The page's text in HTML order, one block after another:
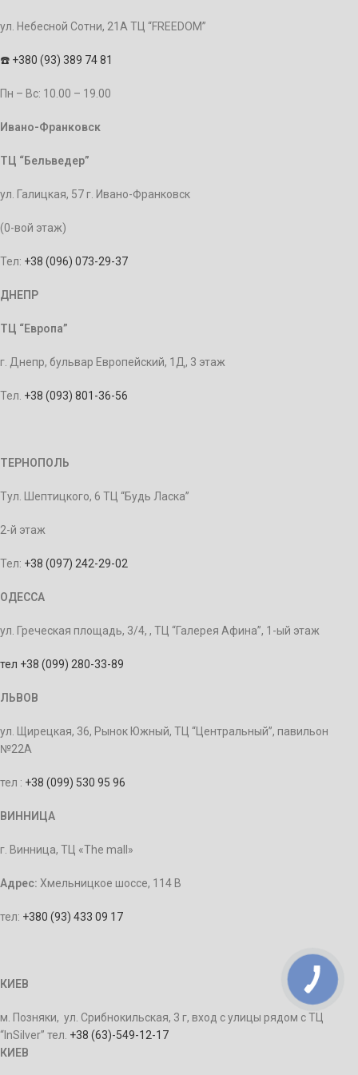
ул. Небесной Сотни, 21А ТЦ “FREEDOM”
☎️ +380 (93) 389 74 81
Пн – Bc: 10.00 – 19.00
Ивано-Франковск
ТЦ “Бельведер”
ул. Галицкая, 57 г. Ивано-Франковск
(0-вой этаж)
Тел: +38 (096) 073-29-37
ДНЕПР
ТЦ “Европа”
г. Днепр, бульвар Европейский, 1Д, 3 этаж
Тел. +38 (093) 801-36-56
ТЕРНОПОЛЬ
Тул. Шептицкого, 6 ТЦ “Будь Ласка”
2-й этаж
Тел: +38 (097) 242-29-02
ОДЕССА
ул. Греческая площадь, 3/4, , ТЦ “Галерея Афина”, 1-ый этаж
тел +38 (099) 280-33-89
ЛЬВОВ
ул. Щирецкая, 36, Рынок Южный, ТЦ “Центральный”, павильон
№22А
тел : +38 (099) 530 95 96
ВИННИЦА
г. Винница, ТЦ «The mall»
Адрес: Хмельницкое шоссе, 114 В
тел: +380 (93) 433 09 17
КИЕВ
м. Позняки, ул. Срибнокильская, 3 г, вход с улицы рядом с ТЦ
“InSilver” тел. +38 (63)-549-12-17
КИЕВ